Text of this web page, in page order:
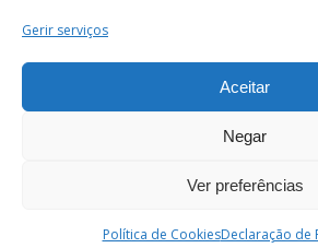
Gerir serviços
Aceitar
Negar
Ver preferências
Política de CookiesDeclaração de
Termos e Condições
os direitos reservados.